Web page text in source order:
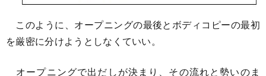
このように、オープニングの最後とボディコピーの最初
を厳密に分けようとしなくていい。
オープニングで出だしが決まり、その流れと勢いのま